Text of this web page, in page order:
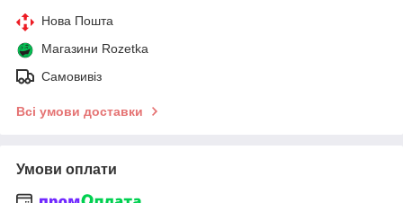
Нова Пошта
Магазини Rozetka
Самовивіз
Всі умови доставки
Умови оплати